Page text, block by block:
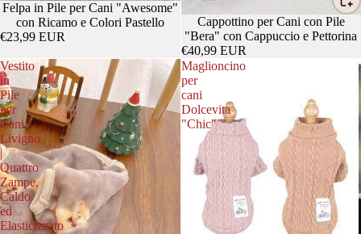
Felpa in Pile per Cani "Awesome"
con Ricamo e Colori Pastello
€23,99 EUR
Cappottino per Cani con Pile
"Bera" con Cappuccio e Pettorina
€40,99 EUR
Vestito
in
Pile
per
Cani
Livigno
|
Quattro
Zampe,
Caldo
ed
Elasticizzato
Maglioncino
per
cani
Dolcevita
"Chic"